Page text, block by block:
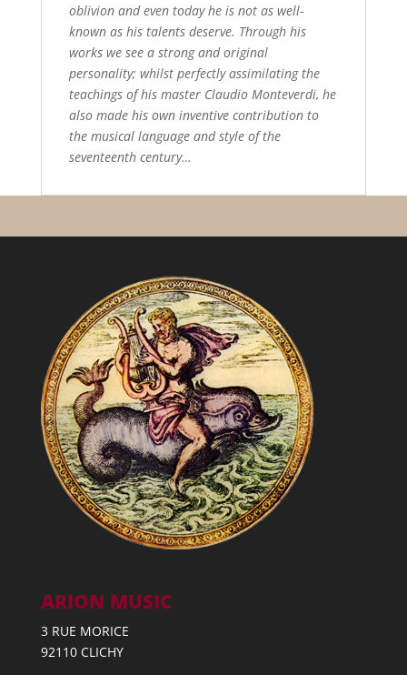
oblivion and even today he is not as well-
known as his talents deserve. Through his
works we see a strong and original
personality; whilst perfectly assimilating the
teachings of his master Claudio Monteverdi, he
also made his own inventive contribution to
the musical language and style of the
seventeenth century…
ARION MUSIC
3 RUE MORICE
92110 CLICHY